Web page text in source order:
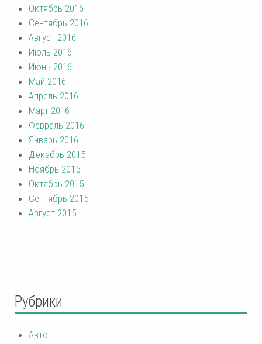
Октябрь 2016
Сентябрь 2016
Август 2016
Июль 2016
Июнь 2016
Май 2016
Апрель 2016
Март 2016
Февраль 2016
Январь 2016
Декабрь 2015
Ноябрь 2015
Октябрь 2015
Сентябрь 2015
Август 2015
Рубрики
Авто